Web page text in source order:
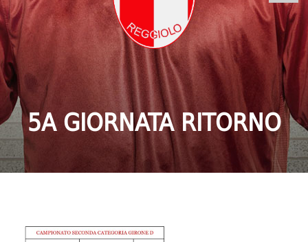
5A GIORNATA RITORNO